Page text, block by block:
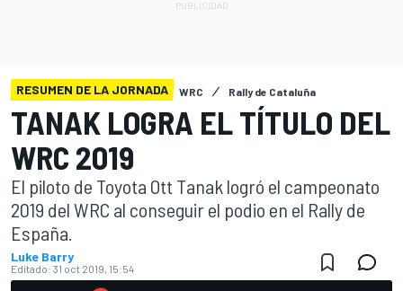
RESUMEN DE LA JORNADA WRC Rally de Cataluña
TANAK LOGRA EL TÍTULO DEL
WRC 2019
El piloto de Toyota Ott Tanak logró el campeonato
2019 del WRC al conseguir el podio en el Rally de
España.
Luke Barry
Editado: 31 oct 2019, 15:54